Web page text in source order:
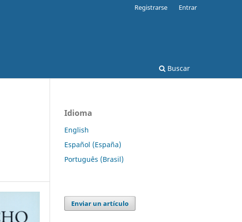
Buscar
Registrarse Entrar
Idioma
English
Español (España)
Português (Brasil)
Enviar un artículo